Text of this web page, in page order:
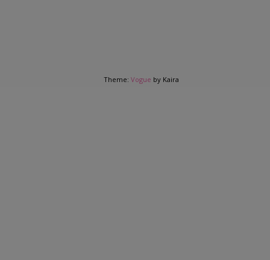
Theme: Vogue by Kaira